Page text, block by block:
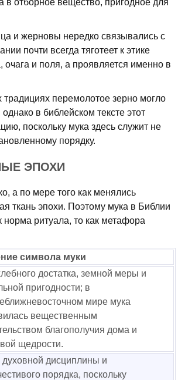
в отборное вещество, пригодное для
и жерновы нередко связывались с
почти всегда тяготеет к этике
и поля, а проявляется именно в
перемолотое зерно могло
в библейском тексте этот
поскольку мука здесь служит не
порядку.
ЭПОХИ
а по мере того как менялись
ткань эпохи. Поэтому мука в Библии
норма ритуала, то как метафора
символа муки
достатка, земной меры и
пригодности; в
мире мука
вещественным
благополучия дома и
щедрости.
дисциплины и
порядка, поскольку